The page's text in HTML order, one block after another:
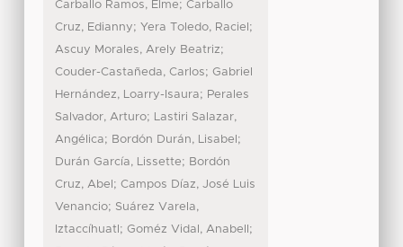
Carballo Ramos, Elme; Carballo
Cruz, Edianny; Yera Toledo, Raciel ;
Ascuy Morales, Arely Beatriz;
Couder-Castañeda, Carlos; Gabriel
Hernández, Loarry-Isaura; Perales
Salvador, Arturo; Lastiri Salazar,
Angélica; Bordón Durán, Lisabel ;
Durán García, Lissette; Bordón
Cruz, Abel ; Campos Díaz, José Luis
Venancio; Suárez Varela,
Iztaccíhuatl ; Goméz Vidal, Anabell ;